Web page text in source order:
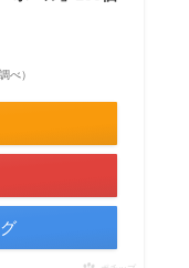
べ）